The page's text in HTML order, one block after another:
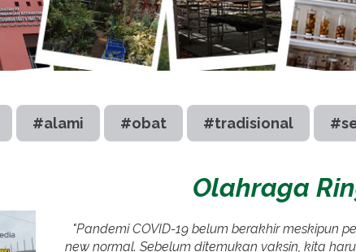
#alami #obat #tradisional
Olahraga
"Pandemi COVID-19 belum berakhir meskipun
new normal. Sebelum ditemukan vaksin, kita